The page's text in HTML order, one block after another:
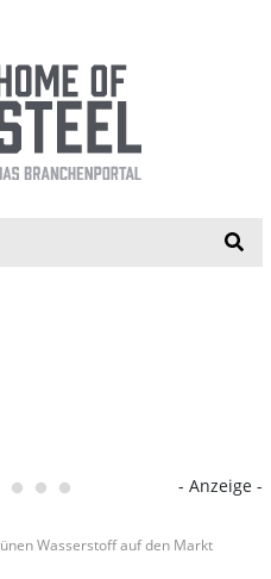
- Anzeige -
Wasserstoff auf den Markt